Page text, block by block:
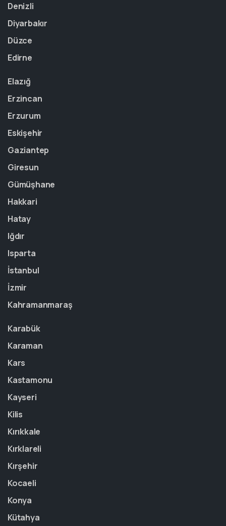
Denizli
Diyarbakır
Düzce
Edirne
Elazığ
Erzincan
Erzurum
Eskişehir
Gaziantep
Giresun
Gümüşhane
Hakkari
Hatay
Iğdır
Isparta
İstanbul
İzmir
Kahramanmaraş
Karabük
Karaman
Kars
Kastamonu
Kayseri
Kilis
Kırıkkale
Kırklareli
Kırşehir
Kocaeli
Konya
Kütahya